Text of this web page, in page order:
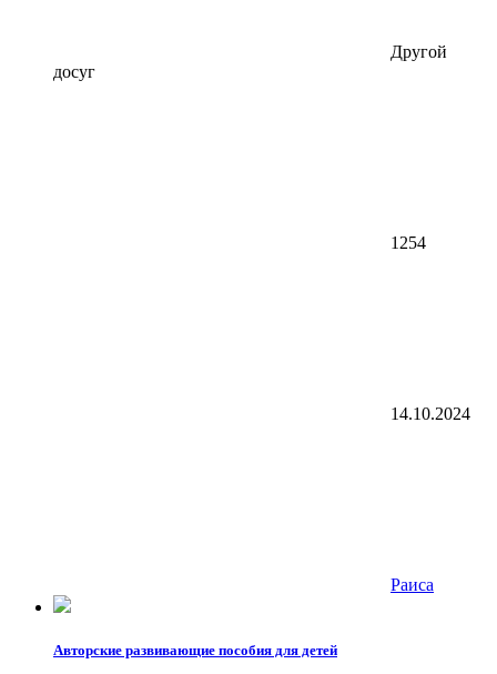
Другой
досуг
1254
14.10.2024
Раиса
Авторские развивающие пособия для детей